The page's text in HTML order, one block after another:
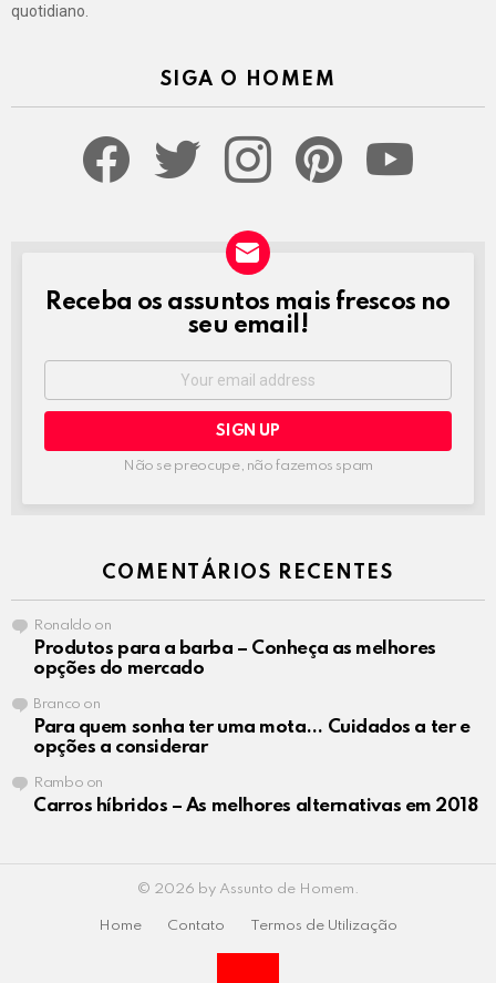
quotidiano.
SIGA O HOMEM
NEWSLETTER
Receba os assuntos mais frescos no
seu email!
Não se preocupe, não fazemos spam
COMENTÁRIOS RECENTES
Ronaldo on
Produtos para a barba – Conheça as melhores
opções do mercado
Branco on
Para quem sonha ter uma mota… Cuidados a ter e
opções a considerar
Rambo on
Carros híbridos – As melhores alternativas em 2018
© 2026 by Assunto de Homem.
Home Contato Termos de Utilização